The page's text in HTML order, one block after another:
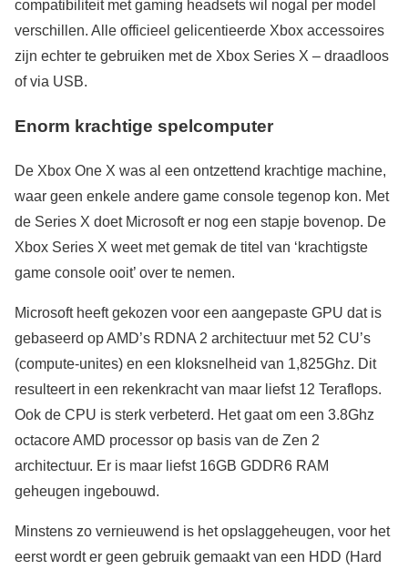
compatibiliteit met gaming headsets wil nogal per model
verschillen. Alle officieel gelicentieerde Xbox accessoires
zijn echter te gebruiken met de Xbox Series X – draadloos
of via USB.
Enorm krachtige spelcomputer
De Xbox One X was al een ontzettend krachtige machine,
waar geen enkele andere game console tegenop kon. Met
de Series X doet Microsoft er nog een stapje bovenop. De
Xbox Series X weet met gemak de titel van ‘krachtigste
game console ooit’ over te nemen.
Microsoft heeft gekozen voor een aangepaste GPU dat is
gebaseerd op AMD’s RDNA 2 architectuur met 52 CU’s
(compute-unites) en een kloksnelheid van 1,825Ghz. Dit
resulteert in een rekenkracht van maar liefst 12 Teraflops.
Ook de CPU is sterk verbeterd. Het gaat om een 3.8Ghz
octacore AMD processor op basis van de Zen 2
architectuur. Er is maar liefst 16GB GDDR6 RAM
geheugen ingebouwd.
Minstens zo vernieuwend is het opslaggeheugen, voor het
eerst wordt er geen gebruik gemaakt van een HDD (Hard